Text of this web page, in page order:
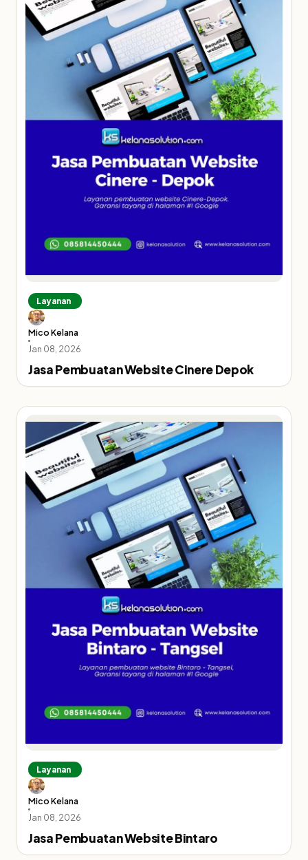
Layanan
Mico Kelana
Jan 08, 2026
Jasa Pembuatan Website Cinere Depok
Layanan
Mico Kelana
Jan 08, 2026
Jasa Pembuatan Website Bintaro